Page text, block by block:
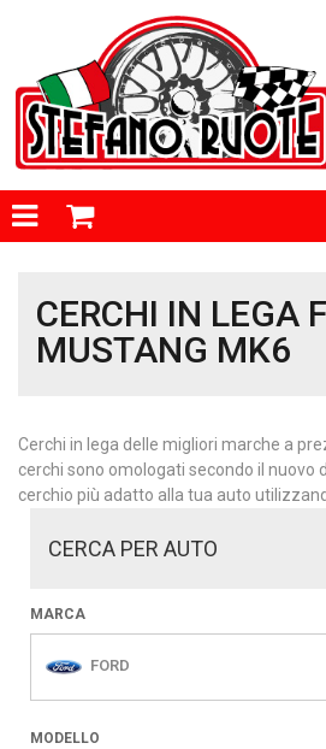
CERCHI IN LEGA
MUSTANG MK6
Cerchi in lega delle migliori marche a
cerchi sono omologati secondo il nuovo
cerchio più adatto alla tua auto
CERCA PER AUTO
MARCA
FORD
MODELLO